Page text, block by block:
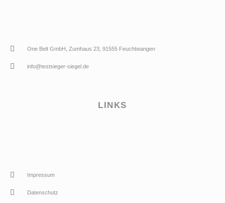
One Belt GmbH, Zumhaus 23, 91555 Feuchtwangen
info@testsieger-siegel.de
LINKS
Impressum
Datenschutz